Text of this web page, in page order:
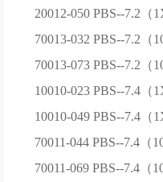
20012-050 PBS--7.2（
70013-032 PBS--7.2（
70013-073 PBS--7.2（
10010-023 PBS--7.4（
10010-049 PBS--7.4（
70011-044 PBS--7.4（
70011-069 PBS--7.4（